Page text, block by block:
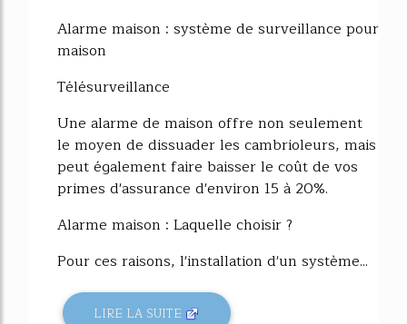
Alarme maison : système de surveillance pour
maison
Télésurveillance
Une alarme de maison offre non seulement
le moyen de dissuader les cambrioleurs, mais
peut également faire baisser le coût de vos
primes d'assurance d'environ 15 à 20%.
Alarme maison : Laquelle choisir ?
Pour ces raisons, l'installation d'un système...
LIRE LA SUITE